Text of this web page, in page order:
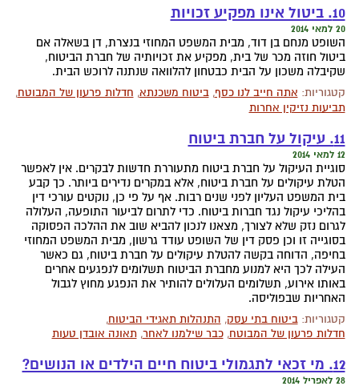
10. ביטול אינו מפקיע זכויות
20 למאי 2014
השופט מנחם בן דוד, מבית המשפט המחוזי בנצרת, דן בשאלה אם
ביטול חוזה מכר של בית, מפקיע את זכויותיה של חברת הביטוח,
שקיבלה משכון על הבית כבטחון להלוואה שנתנה לרוכש הבית.
קטגוריות: אתה חייב לנו כסף,ביטוח משכנתא, חדלות פרעון של המבוטח,
תביעות נזיקין אחרות
11. עיקול על חברת ביטוח
12 למאי 2014
סוגיית העיקול על חברת ביטוח מתעוררת חדשות לבקרים. אין לאפשר
הטלת עיקולים על חברת ביטוח, אלא במקרים נדירים ביותר. כך קבע
בית המשפט העליון לפני שנים רבות. אף על פי כן, נוקטים עורכי דין
בהליכי עיקול נגד חברות ביטוח. כדי לתרום לביעור התופעה, העלולה
לגרום נזק שלא לצורך, מצאנו לנכון להביא שוב את ההלכה הפסוקה
בסוגייה זו וכן פסק דין של השופט עודד גרשון, מבית המשפט המחוזי
בחיפה, הדוחה בקשה להטלת עיקולים על חברת ביטוח, גם כאשר
העילה לכך היא למנוע מחברת הביטוח תשלומים לנפגעים אחרים
באותו אירוע, תשלומים העלולים להותיר את הנפגע מחוץ לגבול
האחריות שבפוליסה.
קטגוריות:ביטוח בתי עסק, התנהלות תאגידי הביטוח,
חדלות פרעון של המבוטח,כבר שילמנו לאחר,תאונה אובדן טעות
12. מי זכאי לתגמולי ביטוח חיים הילדים או הנושים?
28 לאפריל 2014